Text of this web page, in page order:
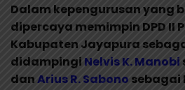
Dalam kepengurusan yang
dipercaya memimpin DPD II
Kabupaten Jayapura
didampingi Nelvis K. Manobi
danArius R. Sabono sebagai